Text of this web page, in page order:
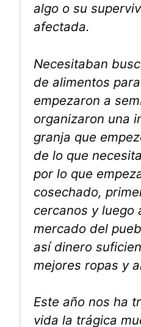
algo o su
afectada.
Necesitaban
de alimentos
empezaron a
organizaron una
granja que
de lo que
por lo que
cosechado,
cercanos y luego
mercado del
así dinero
mejores ropas y
Este año nos ha
vida la trágica